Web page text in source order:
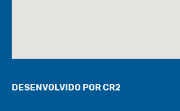
DESENVOLVIDO POR CR2